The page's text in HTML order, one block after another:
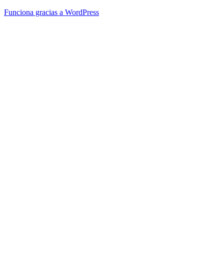
Funciona gracias a WordPress